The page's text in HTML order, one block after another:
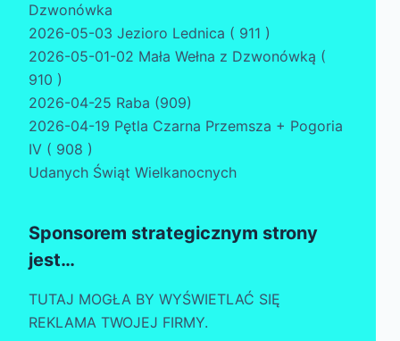
Dzwonówka
2026-05-03 Jezioro Lednica ( 911 )
2026-05-01-02 Mała Wełna z Dzwonówką (
910 )
2026-04-25 Raba (909)
2026-04-19 Pętla Czarna Przemsza + Pogoria
IV ( 908 )
Udanych Świąt Wielkanocnych
Sponsorem strategicznym strony
jest…
TUTAJ MOGŁA BY WYŚWIETLAĆ SIĘ
REKLAMA TWOJEJ FIRMY.